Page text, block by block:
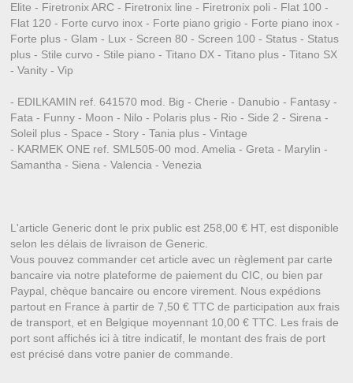
Elite - Firetronix ARC - Firetronix line - Firetronix poli - Flat 100 -
Flat 120 - Forte curvo inox - Forte piano grigio - Forte piano inox -
Forte plus - Glam - Lux - Screen 80 - Screen 100 - Status - Status
plus - Stile curvo - Stile piano - Titano DX - Titano plus - Titano SX
- Vanity - Vip
- EDILKAMIN ref. 641570 mod. Big - Cherie - Danubio - Fantasy -
Fata - Funny - Moon - Nilo - Polaris plus - Rio - Side 2 - Sirena -
Soleil plus - Space - Story - Tania plus - Vintage
- KARMEK ONE ref. SML505-00 mod. Amelia - Greta - Marylin -
Samantha - Siena - Valencia - Venezia
L'article Generic dont le prix public est 258,00 € HT, est disponible
selon les délais de livraison de Generic.
Vous pouvez commander cet article avec un règlement par carte
bancaire via notre plateforme de paiement du CIC, ou bien par
Paypal, chèque bancaire ou encore virement. Nous expédions
partout en France à partir de 7,50 € TTC de participation aux frais
de transport, et en Belgique moyennant 10,00 € TTC. Les frais de
port sont affichés ici à titre indicatif, le montant des frais de port
est précisé dans votre panier de commande.